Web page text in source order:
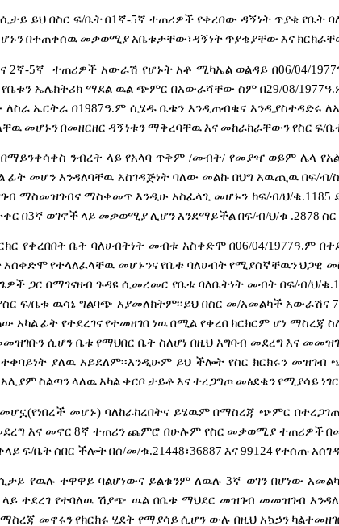
ሲታይ ይህ በስር ፍ/ቤት በ1ኛ-5ኛ ተጠሪዎች የቀረበው ዳኝነት ጥያቄ የቤት
በተጠቀሰዉ መቃወሚያአቤቱታቸው፣ዳኝነትጥያቄያቸው እና
2ኛ-5ኛ ተጠሪዎች አውራሽ የሆኑት አቶ ሚካኤል ወልዳይ በ06/04/1977
የቤቱን ኤሌክትሪክ ማደል ዉል ጭምር በአውራሻቸው ስም በ29/08/1977ዓ.
ለስራ ኤርትራ በ1987ዓ.ም ሲሄዱ ቤቱን እንዲጠብቁና እንዲያስተዳድሩ
መሆኑንበመዘርዘር ዳኝነቱንማቅረባቸዉእና መከራከራቸውንየስር ፍ/
በማይንቀሳቀስ ንብረት ላይ የአላባ ጥቅም /መብት/ የመያዣ ወይም ሌላ
ፊት መሆን እንዳለባቸዉ አስገዳጅነት ባለው መልኩ በህግ አዉጪዉ በፍ/ብ/ስ
ማስመዝገብና ማስቀመጥ እንዲሁ አስፈላጊ መሆኑን ከፍ/ብ/ህ/ቁ.1185
በ3ኛ ወገኖችላይ መቃወሚያሊሆንእንደማይችልበፍ/ብ/ህ/ቁ .2878 ስር
የቀረበበት ቤት ባለሀብትነት መብቱ አስቀድሞ በ06/04/1977ዓ.ም
አሰቀድሞ የተላለፈላቸዉ መሆኑንና የቤቱ ባለሀብት የሚያሰኛቸዉን ህጋዊ
ጋር በማገናዘብ ጉዳዩ ሲመረመር የቤቱ ባለቤትነት መብት በፍ/ብ/ህ/ቁ
ፍ/ቤቱ ዉሳኔ ግልባጭ አያመለክትም፡፡ይህ በስር መ/አመልካች አውራሽና 7
አካል ፊት የተደረገና የተመዘገበ ነዉ በሚል የቀረበ ክርክርም ሆነ ማስረጃ
ሲሆን ቤቱ የማህበር ቤት ስለሆነ በዚህ አግባብ መደረግ እና
ተቀባይነት ያለዉ አይደለም፡፡እንዲሁም ይህ ችሎት የስር ክርክሩን መዝገብ
አሊያምስልጣንላለዉአካል ቀርቦታይቶ እናተረጋግጦ መፅደቁንየሚያሳይነገር
መሆኗ(የነበረች መሆኑ) ባለከራከረበትና ይሄዉም በማስረጃ ጭምር
እና መኖር 8ኛ ተጠሪን ጨምሮ በሁሉም የስር መቃወሚያ ተጠሪዎች
ፍ/ቤትሰበር ችሎትበሰ/መ/ቁ.21448፣36887 እና99124የተሰጡ
የዉሉ ተዋዋይ ባልሆነውና ይልቁንም ለዉሉ 3ኛ ወገን በሆነው
ላይ ተደረገ የተባለዉ ሽያጭ ዉል በቤቱ ማህደር መዝገብ መመዝገብ
ማስረጃ መኖሩን የክርክሩ ሂደት የማያሳይ ሲሆን ውሉ በዚህ አኳኃን